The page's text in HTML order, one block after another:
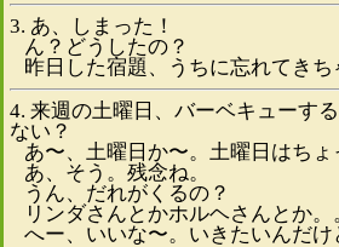
3. あ、しまった！
ん？どうしたの？
昨日した宿題、うちに忘れてきち
4. 来週の土曜日、バーベキューす
ない？
あ〜、土曜日か〜。土曜日はちょ
あ、そう。残念ね。
うん、だれがくるの？
リンダさんとかホルヘさんとか。
へー、いいな〜。いきたいんだけ